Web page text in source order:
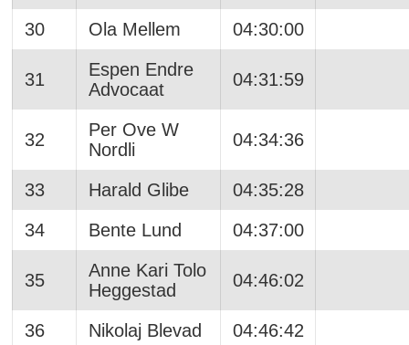
30
Ola Mellem 04:30:00
31
Espen Endre
Advocaat
04:31:59
32
Per Ove W
Nordli
04:34:36
33 Harald Glibe
04:35:28
34
Bente Lund 04:37:00
35
Anne Kari Tolo
Heggestad
04:46:02
36 Nikolaj Blevad 04:46:42